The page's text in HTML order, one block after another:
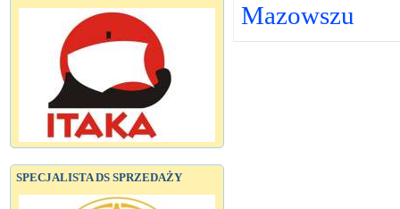
SPECJALISTA DS SPRZEDAŻY
Mazowszu